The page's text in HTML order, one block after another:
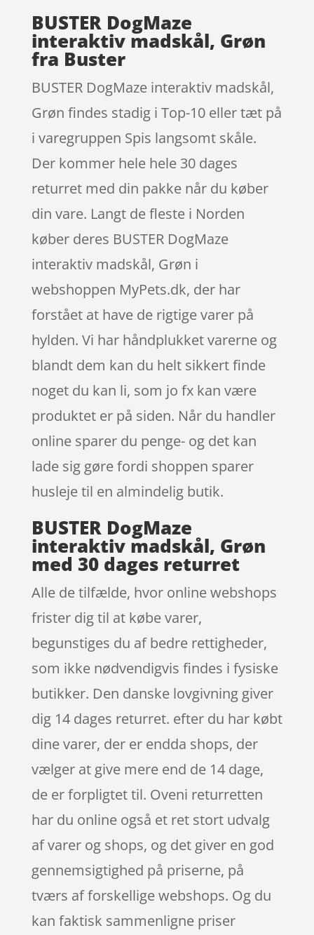
BUSTER DogMaze
interaktiv madskål, Grøn
fra Buster
BUSTER DogMaze interaktiv madskål,
Grøn findes stadig i Top-10 eller tæt på
i varegruppen Spis langsomt skåle.
Der kommer hele hele 30 dages
returret med din pakke når du køber
din vare. Langt de fleste i Norden
køber deres BUSTER DogMaze
interaktiv madskål, Grøn i
webshoppen MyPets.dk, der har
forstået at have de rigtige varer på
hylden. Vi har håndplukket varerne og
blandt dem kan du helt sikkert finde
noget du kan li, som jo fx kan være
produktet er på siden. Når du handler
online sparer du penge- og det kan
lade sig gøre fordi shoppen sparer
husleje til en almindelig butik.
BUSTER DogMaze
interaktiv madskål, Grøn
med 30 dages returret
Alle de tilfælde, hvor online webshops
frister dig til at købe varer,
begunstiges du af bedre rettigheder,
som ikke nødvendigvis findes i fysiske
butikker. Den danske lovgivning giver
dig 14 dages returret. efter du har købt
dine varer, der er endda shops, der
vælger at give mere end de 14 dage,
de er forpligtet til. Oveni returretten
har du online også et ret stort udvalg
af varer og shops, og det giver en god
gennemsigtighed på priserne, på
tværs af forskellige webshops. Og du
kan faktisk sammenligne priser